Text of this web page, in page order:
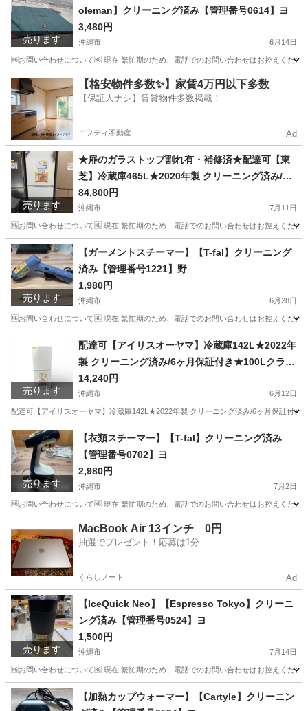
売ります
oleman】クリーニング済み【管理番号0614】ヨ
3,480円
沖縄市 6月14日
🆖お問い合わせについて🆖 現在 繁忙期のため、電話でのお問い合わせはお控えくだ
沖縄 沖縄市 生活雑貨 Coleman
【格安物件多数✨】家賃4万円以下多数
【保証人ナシ】賃貸物件多数掲載！
ニフティ不動産 Ad
売ります
★扉のガラストップ割れ有・補修済★配達可【東
芝】冷蔵庫465L★2020年製 クリーニング済み/6
ヶ月保証付き★400Lクラス【管理番号0711】ヨ
84,800円
沖縄市 7月11日
🆖お問い合わせについて🆖 現在 繁忙期のため、電話でのお問い合わせはお控えくだ
沖縄 沖縄市 キッチン家電 東芝
売ります
【ガーメントスチーマー】【T-fal】クリーニング
済み【管理番号1221】野
1,980円
沖縄市 6月28日
🆖お問い合わせについて🆖 現在 繁忙期のため、電話でのお問い合わせはお控えくだ
生活家電 商品
売ります
配達可【アイリスオーヤマ】冷蔵庫142L★2022年
製 クリーニング済み/6ヶ月保証付き★100Lクラス
【管理番号】1210 橋
14,240円
沖縄市 6月12日
配達可【アイリスオーヤマ】冷蔵庫142L★2022年製 クリーニング済み/6ヶ月保証付
沖縄 沖縄市 キッチン家電 アイリスオーヤマ
売ります
【衣類スチーマー】【T-fal】クリーニング済み
【管理番号0702】ヨ
2,980円
沖縄市 7月2日
🆖お問い合わせについて🆖 現在 繁忙期のため、電話でのお問い合わせはお控えくだ
生活家電 スチーマー
MacBook Air 13インチ 0円
抽選でプレゼント！応募は1分
くらしノート Ad
売ります
【IceQuick Neo】【Espresso Tokyo】クリーニ
ング済み【管理番号0524】ヨ
1,500円
沖縄市 7月14日
🆖お問い合わせについて🆖 現在 繁忙期のため、電話でのお問い合わせはお控えくだ
沖縄 沖縄市 食器
【加熱カップウォーマー】【Cartyle】クリーニン